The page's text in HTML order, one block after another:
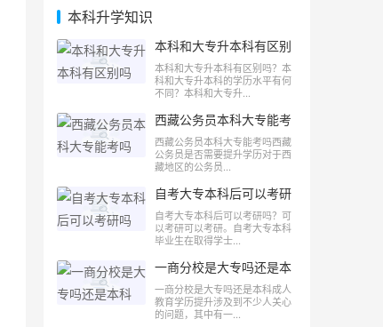
本科升学知识
本科和大专升本科有区别
吗
本科和大专升本科有区别吗？本
科和大专升本科的学历水平有何
不同？本科和大专升...
西藏公务员本科大专能考
西藏公务员本科大专能考吗西藏
公务员是否需要提升学历对于西
藏地区的公务员...
自考大专本科后可以考研
吗
自考大专本科后可以考研吗？可
以考研可以考研。自考大专本科
毕业生在取得学士...
一商分校是大专吗还是本
一商分校是大专吗还是本科成人
教育学历提升涉及到不少人关心
的问题，其中有一...